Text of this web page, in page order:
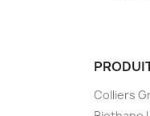
Colliers